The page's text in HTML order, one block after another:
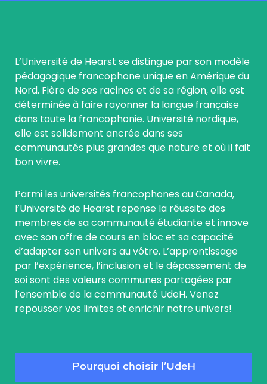
L’Université de Hearst se distingue par son modèle
pédagogique francophone unique en Amérique du
Nord. Fière de ses racines et de sa région, elle est
déterminée à faire rayonner la langue française
dans toute la francophonie. Université nordique,
elle est solidement ancrée dans ses
communautés plus grandes que nature et où il fait
bon vivre.
Parmi les universités francophones au Canada,
l’Université de Hearst repense la réussite des
membres de sa communauté étudiante et innove
avec son offre de cours en bloc et sa capacité
d’adapter son univers au vôtre. L’apprentissage
par l’expérience, l’inclusion et le dépassement de
soi sont des valeurs communes partagées par
l’ensemble de la communauté UdeH. Venez
repousser vos limites et enrichir notre univers!
Pourquoi choisir l’UdeH